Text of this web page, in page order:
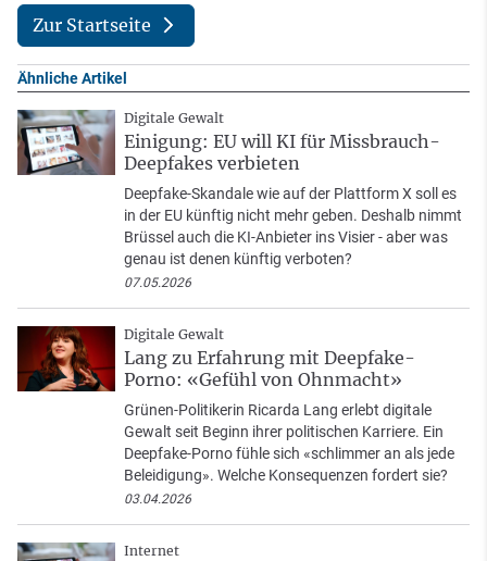
Zur Startseite
Ähnliche Artikel
Digitale Gewalt
Einigung: EU will KI für Missbrauch-
Deepfakes verbieten
Deepfake-Skandale wie auf der Plattform X soll es
in der EU künftig nicht mehr geben. Deshalb nimmt
Brüssel auch die KI-Anbieter ins Visier - aber was
genau ist denen künftig verboten?
07.05.2026
Digitale Gewalt
Lang zu Erfahrung mit Deepfake-
Porno: «Gefühl von Ohnmacht»
Grünen-Politikerin Ricarda Lang erlebt digitale
Gewalt seit Beginn ihrer politischen Karriere. Ein
Deepfake-Porno fühle sich «schlimmer an als jede
Beleidigung». Welche Konsequenzen fordert sie?
03.04.2026
Internet